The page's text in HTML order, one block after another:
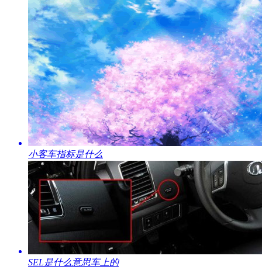
​小客车指标是什么
​SEL是什么意思车上的